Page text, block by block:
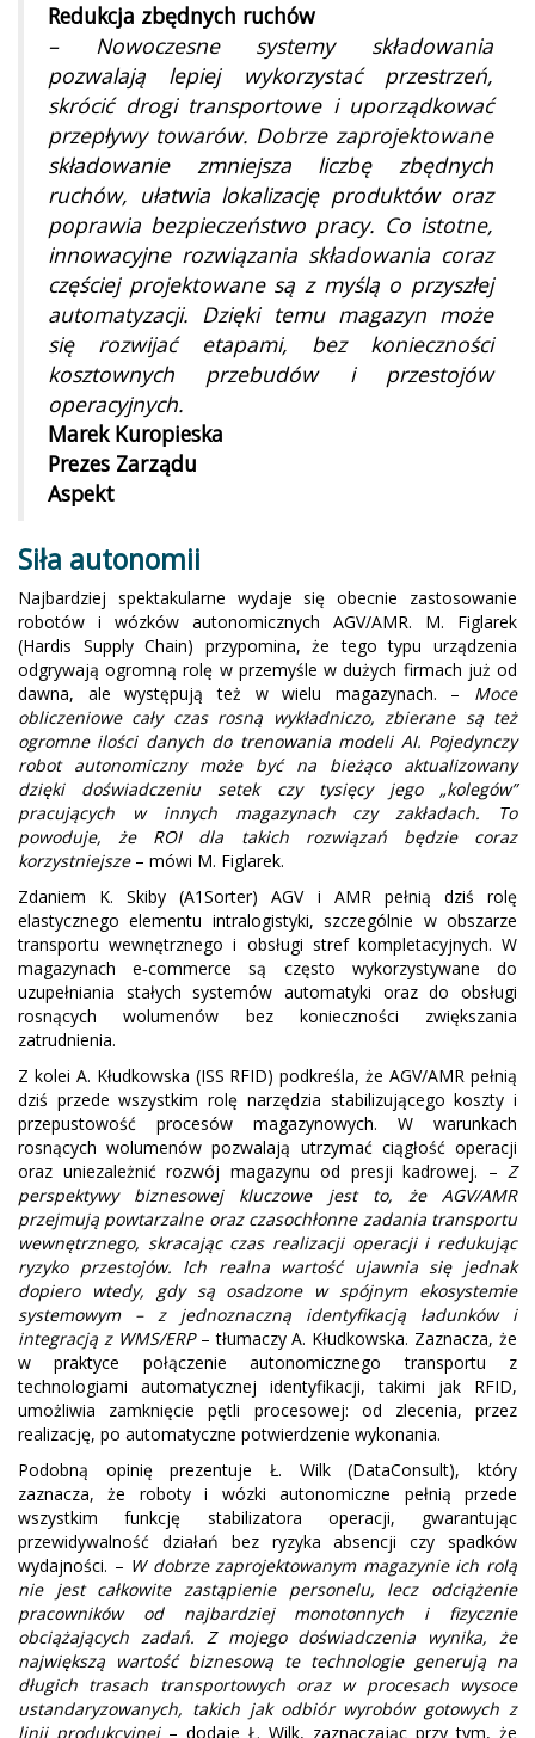
Redukcja zbędnych ruchów
– Nowoczesne systemy składowania
pozwalają lepiej wykorzystać przestrzeń,
skrócić drogi transportowe i uporządkować
przepływy towarów. Dobrze zaprojektowane
składowanie zmniejsza liczbę zbędnych
ruchów, ułatwia lokalizację produktów oraz
poprawia bezpieczeństwo pracy. Co istotne,
innowacyjne rozwiązania składowania coraz
częściej projektowane są z myślą o przyszłej
automatyzacji. Dzięki temu magazyn może
się rozwijać etapami, bez konieczności
kosztownych przebudów i przestojów
operacyjnych.
Marek Kuropieska
Prezes Zarządu
Aspekt
Siła autonomii
Najbardziej spektakularne wydaje się obecnie zastosowanie
robotów i wózków autonomicznych AGV/AMR. M. Figlarek
(Hardis Supply Chain) przypomina, że tego typu urządzenia
odgrywają ogromną rolę w przemyśle w dużych firmach już od
dawna, ale występują też w wielu magazynach. – Moce
obliczeniowe cały czas rosną wykładniczo, zbierane są też
ogromne ilości danych do trenowania modeli AI. Pojedynczy
robot autonomiczny może być na bieżąco aktualizowany
dzięki doświadczeniu setek czy tysięcy jego „kolegów”
pracujących w innych magazynach czy zakładach. To
powoduje, że ROI dla takich rozwiązań będzie coraz
korzystniejsze– mówi M. Figlarek.
Zdaniem K. Skiby (A1Sorter) AGV i AMR pełnią dziś rolę
elastycznego elementu intralogistyki, szczególnie w obszarze
transportu wewnętrznego i obsługi stref kompletacyjnych. W
magazynach e‑commerce są często wykorzystywane do
uzupełniania stałych systemów automatyki oraz do obsługi
rosnących wolumenów bez konieczności zwiększania
zatrudnienia.
Z kolei A. Kłudkowska (ISS RFID) podkreśla, że AGV/AMR pełnią
dziś przede wszystkim rolę narzędzia stabilizującego koszty i
przepustowość procesów magazynowych. W warunkach
rosnących wolumenów pozwalają utrzymać ciągłość operacji
oraz uniezależnić rozwój magazynu od presji kadrowej. – Z
perspektywy biznesowej kluczowe jest to, że AGV/AMR
przejmują powtarzalne oraz czasochłonne zadania transportu
wewnętrznego, skracając czas realizacji operacji i redukując
ryzyko przestojów. Ich realna wartość ujawnia się jednak
dopiero wtedy, gdy są osadzone w spójnym ekosystemie
systemowym – z jednoznaczną identyfikacją ładunków i
integracją z WMS/ERP – tłumaczy A. Kłudkowska. Zaznacza, że
w praktyce połączenie autonomicznego transportu z
technologiami automatycznej identyfikacji, takimi jak RFID,
umożliwia zamknięcie pętli procesowej: od zlecenia, przez
realizację, po automatyczne potwierdzenie wykonania.
Podobną opinię prezentuje Ł. Wilk (DataConsult), który
zaznacza, że roboty i wózki autonomiczne pełnią przede
wszystkim funkcję stabilizatora operacji, gwarantując
przewidywalność działań bez ryzyka absencji czy spadków
wydajności. – W dobrze zaprojektowanym magazynie ich rolą
nie jest całkowite zastąpienie personelu, lecz odciążenie
pracowników od najbardziej monotonnych i fizycznie
obciążających zadań. Z mojego doświadczenia wynika, że
największą wartość biznesową te technologie generują na
długich trasach transportowych oraz w procesach wysoce
ustandaryzowanych, takich jak odbiór wyrobów gotowych z
linii produkcyjnej– dodaje Ł. Wilk, zaznaczając przy tym, że